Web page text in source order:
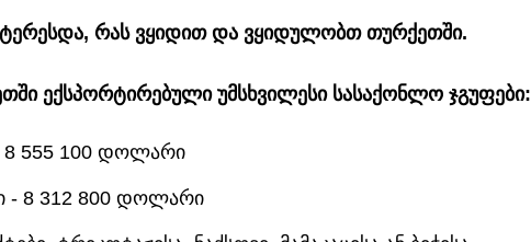
რას ვყიდით და ვყიდულობთ თურქეთში.
ექსპორტირებული უმსხვილესი სასაქონლო ჯგუფები:
8 555 100 დოლარი
- 8 312 800 დოლარი